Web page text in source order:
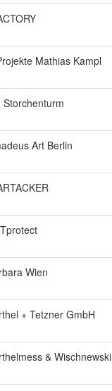
Mathias Kampl
Art Berlin
Wien
+ Tetzner GmbH
& Wischnewski